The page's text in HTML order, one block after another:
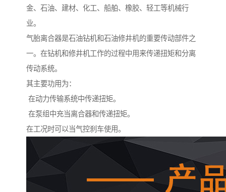
金、石油、建材、化工、船舶、橡胶、轻工等机械行
业。
气胎离合器是石油钻机和石油修井机的重要传动部件之
一。在钻机和修井机工作的过程中用来传递扭矩和分离
传动系统。
其主要功用为：
在动力传输系统中传递扭矩。
在泵组中充当离合器和传递扭矩。
在工况时可以当气控刹车使用。